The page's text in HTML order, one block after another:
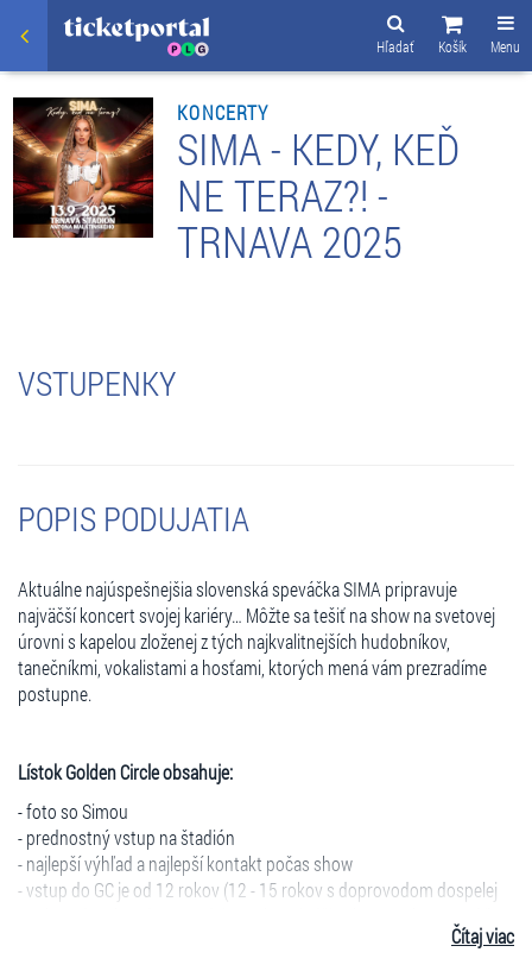
Menu
Košík
Hľadať
KONCERTY
SIMA - KEDY, KEĎ
NE TERAZ?! -
TRNAVA 2025
VSTUPENKY
POPIS PODUJATIA
Aktuálne najúspešnejšia slovenská speváčka SIMA pripravuje
najväčší koncert svojej kariéry… Môžte sa tešiť na show na svetovej
úrovni s kapelou zloženej z tých najkvalitnejších hudobníkov,
tanečníkmi, vokalistami a hosťami, ktorých mená vám prezradíme
postupne.
Lístok Golden Circle obsahuje:
- foto so Simou
- prednostný vstup na štadión
- najlepší výhľad a najlepší kontakt počas show
- vstup do GC je od 12 rokov (12 - 15 rokov s doprovodom dospelej
Čítaj viac